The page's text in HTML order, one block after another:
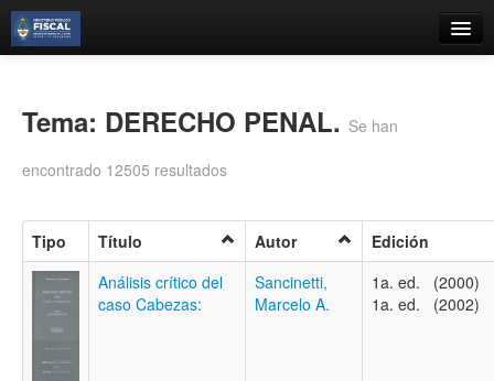
Búsqueda Avanzada
Contacto
Iniciar sesión
Tema: DERECHO PENAL. Se han
encontrado 12505 resultados
Tipo Título Autor Edición
Análisis crítico del
caso Cabezas:
Sancinetti,
Marcelo A.
1a. ed. (2000)
1a. ed. (2002)